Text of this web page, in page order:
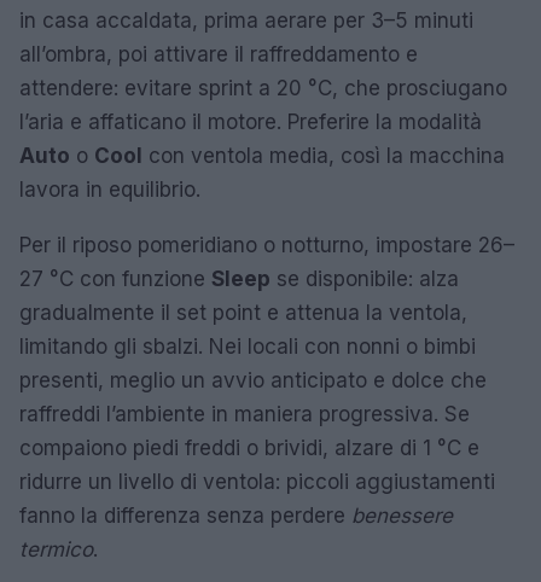
in casa accaldata, prima aerare per 3–5 minuti
all’ombra, poi attivare il raffreddamento e
attendere: evitare sprint a 20 °C, che prosciugano
l’aria e affaticano il motore. Preferire la modalità
Auto o Cool con ventola media, così la macchina
lavora in equilibrio.
Per il riposo pomeridiano o notturno, impostare 26–
27 °C con funzione Sleep se disponibile: alza
gradualmente il set point e attenua la ventola,
limitando gli sbalzi. Nei locali con nonni o bimbi
presenti, meglio un avvio anticipato e dolce che
raffreddi l’ambiente in maniera progressiva. Se
compaiono piedi freddi o brividi, alzare di 1 °C e
ridurre un livello di ventola: piccoli aggiustamenti
fanno la differenza senza perdere benessere
termico.